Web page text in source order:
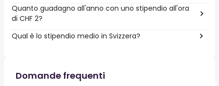
Quanto guadagno all'anno con uno stipendio all'ora
di CHF 2?
Qual è lo stipendio medio in Svizzera?
Domande frequenti